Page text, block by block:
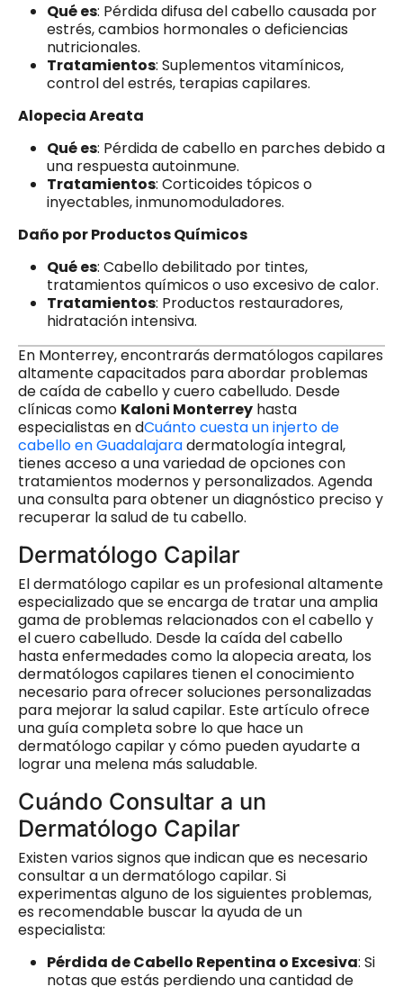
Qué es: Pérdida difusa del cabello causada por
estrés, cambios hormonales o deficiencias
nutricionales.
Tratamientos: Suplementos vitamínicos,
control del estrés, terapias capilares.
Alopecia Areata
Qué es: Pérdida de cabello en parches debido a
una respuesta autoinmune.
Tratamientos: Corticoides tópicos o
inyectables, inmunomoduladores.
Daño por Productos Químicos
Qué es: Cabello debilitado por tintes,
tratamientos químicos o uso excesivo de calor.
Tratamientos: Productos restauradores,
hidratación intensiva.
En Monterrey, encontrarás dermatólogos capilares
altamente capacitados para abordar problemas
de caída de cabello y cuero cabelludo. Desde
clínicas como Kaloni Monterrey hasta
especialistas en dCuánto cuesta un injerto de
cabello en Guadalajaradermatología integral,
tienes acceso a una variedad de opciones con
tratamientos modernos y personalizados. Agenda
una consulta para obtener un diagnóstico preciso y
recuperar la salud de tu cabello.
Dermatólogo Capilar
El dermatólogo capilar es un profesional altamente
especializado que se encarga de tratar una amplia
gama de problemas relacionados con el cabello y
el cuero cabelludo. Desde la caída del cabello
hasta enfermedades como la alopecia areata, los
dermatólogos capilares tienen el conocimiento
necesario para ofrecer soluciones personalizadas
para mejorar la salud capilar. Este artículo ofrece
una guía completa sobre lo que hace un
dermatólogo capilar y cómo pueden ayudarte a
lograr una melena más saludable.
Cuándo Consultar a un
Dermatólogo Capilar
Existen varios signos que indican que es necesario
consultar a un dermatólogo capilar. Si
experimentas alguno de los siguientes problemas,
es recomendable buscar la ayuda de un
especialista:
Pérdida de Cabello Repentina o Excesiva: Si
notas que estás perdiendo una cantidad de